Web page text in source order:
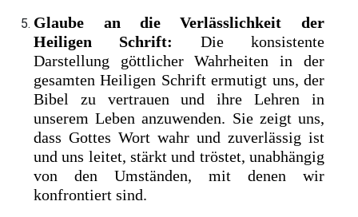
Glaube an die Verlässlichkeit der
Heiligen Schrift:
Die konsistente
Darstellung göttlicher Wahrheiten in der
gesamten Heiligen Schrift ermutigt uns, der
Bibel zu vertrauen und ihre Lehren in
unserem Leben anzuwenden. Sie zeigt uns,
dass Gottes Wort wahr und zuverlässig ist
und uns leitet, stärkt und tröstet, unabhängig
von den Umständen, mit denen wir
konfrontiert sind.